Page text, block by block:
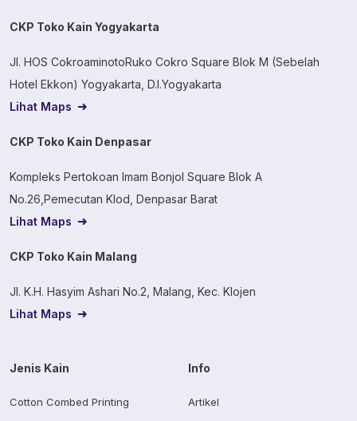
CKP Toko Kain Yogyakarta
Jl. HOS CokroaminotoRuko Cokro Square Blok M (Sebelah
Hotel Ekkon) Yogyakarta, D.I.Yogyakarta
Lihat Maps
CKP Toko Kain Denpasar
Kompleks Pertokoan Imam Bonjol Square Blok A
No.26,Pemecutan Klod, Denpasar Barat
Lihat Maps
CKP Toko Kain Malang
Jl. K.H. Hasyim Ashari No.2, Malang, Kec. Klojen
Lihat Maps
Jenis Kain
Cotton Combed Printing
Info
Artikel